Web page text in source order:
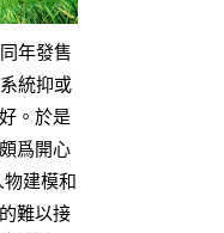
年發售
統抑或
。於是
爲開心
建模和
難以接